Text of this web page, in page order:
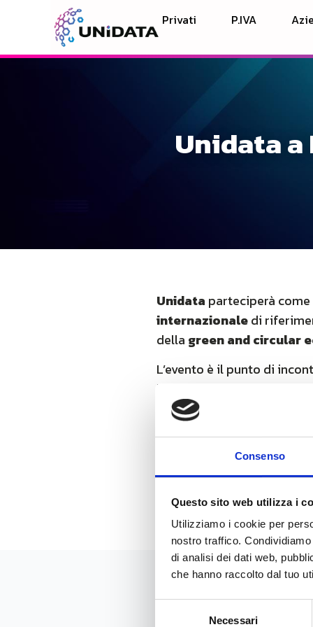
Consenso
Questo sito web utilizza i
Utilizziamo i cookie per
nostro traffico.
di analisi dei dati web,
che hanno raccolto dal tuo
Necessari
Privati P.IVA
Unidata a
Unidata parteciperà come
internazionaledi
della green and circular
L’evento è il punto di
locali e raccoglie e mette
politica ambientale
Unidata presenterà il suo
progetti realizzati con la
News